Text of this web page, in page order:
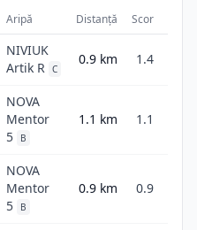
Aripă Distanță Scor
NIVIUK
Artik R C
0.9 km 1.4
NOVA
Mentor
5
B
1.1 km 1.1
NOVA
Mentor
5
B
0.9 km 0.9